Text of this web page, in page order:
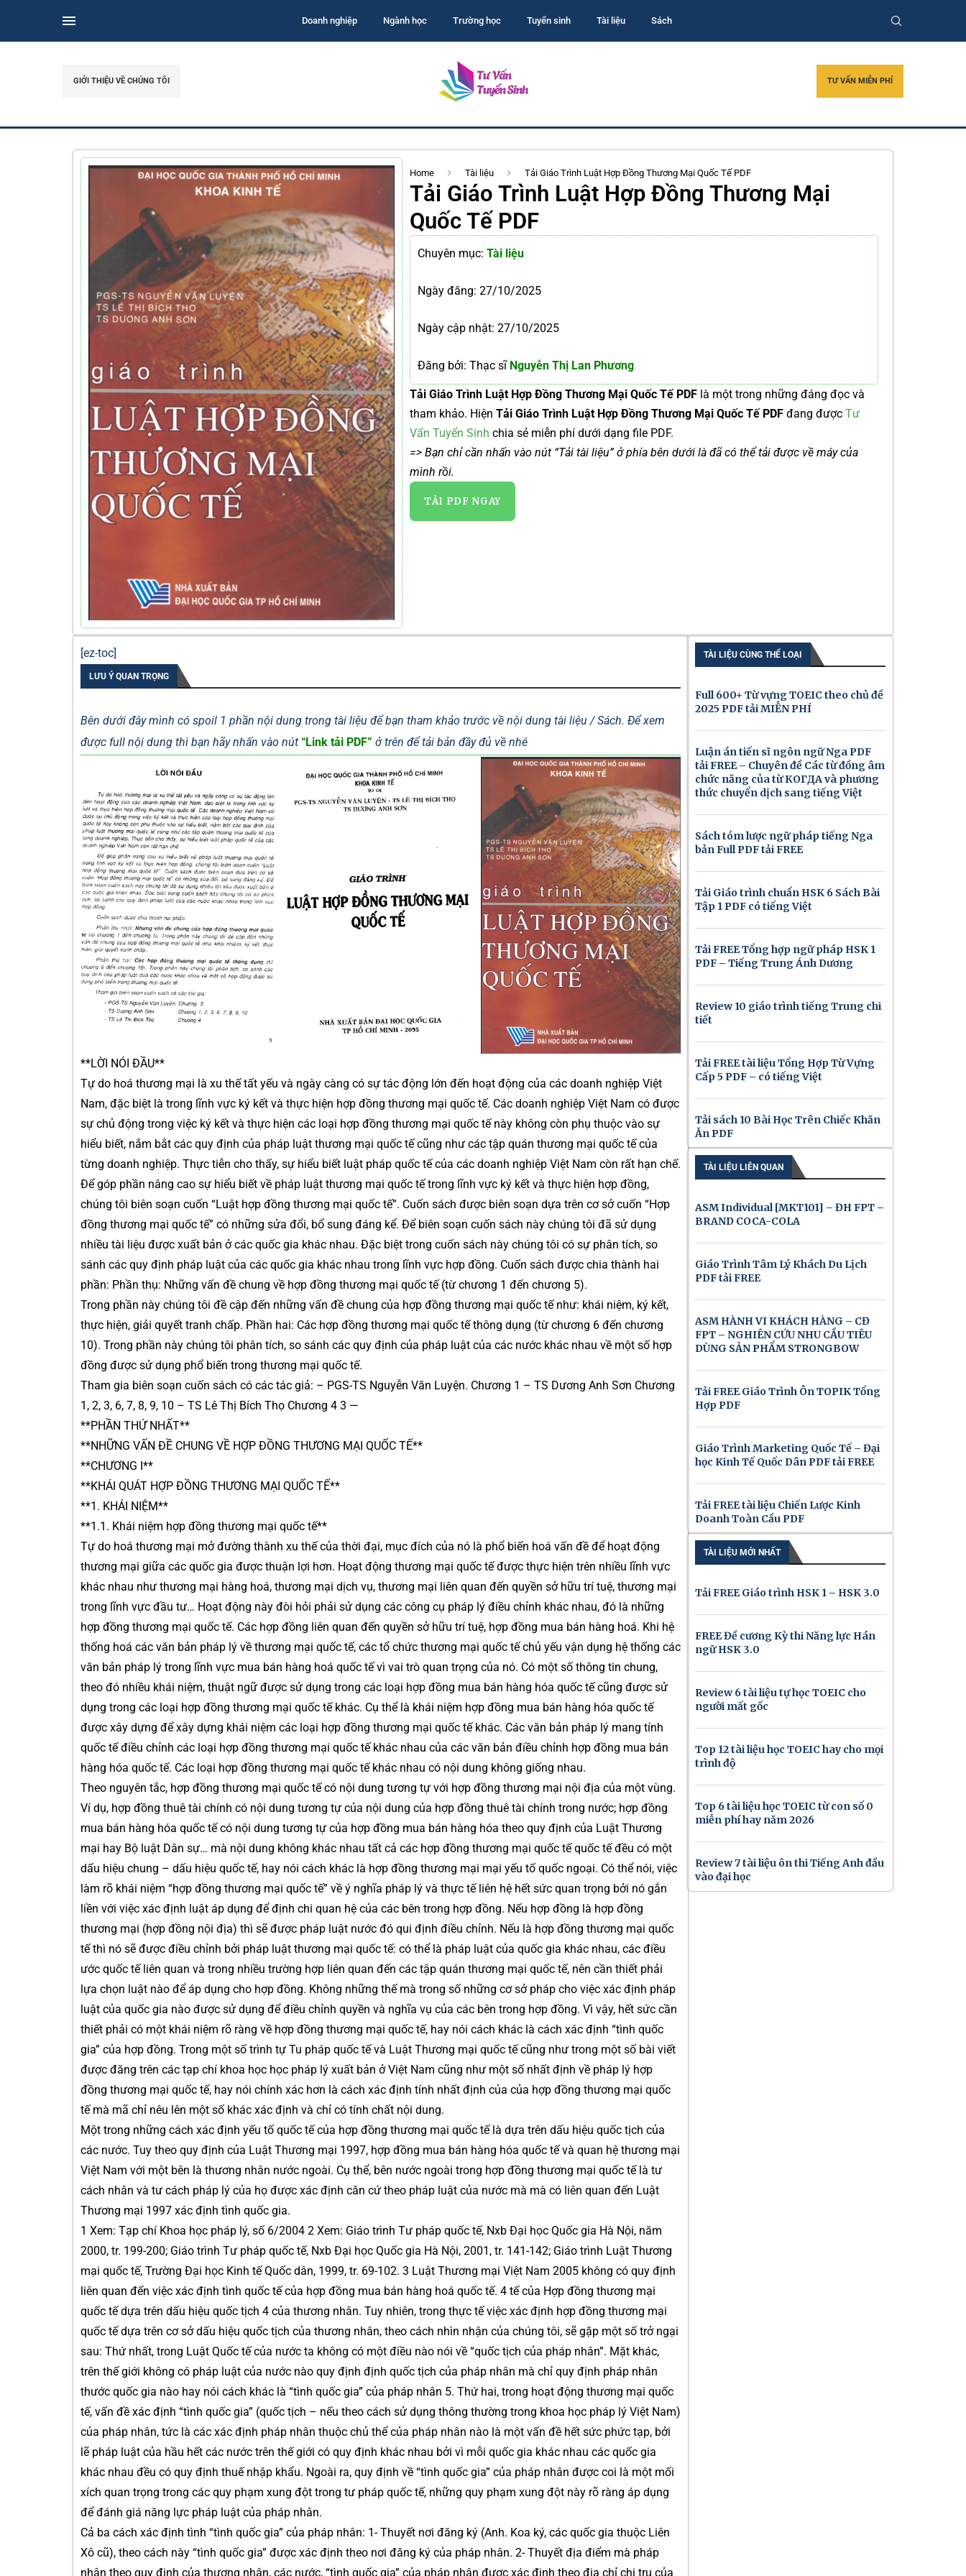
Doanh nghiệp Ngành học Trường học Tuyển sinh Tài liệu Sách
GIỚI THIỆU VỀ CHÚNG TÔI TƯ VẤN MIỄN PHÍ
Home Tài liệu Tải Giáo Trình Luật Hợp Đồng Thương Mại Quốc Tế PDF
Tải Giáo Trình Luật Hợp Đồng Thương Mại
Quốc Tế PDF
Chuyên mục: Tài liệu
Ngày đăng: 27/10/2025
Ngày cập nhật: 27/10/2025
Đăng bởi: Thạc sĩNguyễn Thị Lan Phương
Tải Giáo Trình Luật Hợp Đồng Thương Mại Quốc Tế PDF là một trong những đáng đọc và
tham khảo. Hiện Tải Giáo Trình Luật Hợp Đồng Thương Mại Quốc Tế PDF đang được Tư
Vấn Tuyển Sinh chia sẻ miễn phí dưới dạng file PDF.
=> Bạn chỉ cần nhấn vào nút “Tải tài liệu” ở phía bên dưới là đã có thể tải được về máy của
mình rồi.
TẢI PDF NGAY
[ez-toc]
LƯU Ý QUAN TRỌNG
Bên dưới đây mình có spoil 1 phần nội dung trong tài liệu để bạn tham khảo trước về nội dung tài liệu / Sách. Để xem
được full nội dung thì bạn hãy nhấn vào nút “Link tải PDF” ở trên để tải bản đầy đủ về nhé
**LỜI NÓI ĐẦU**
Tự do hoá thương mại là xu thế tất yếu và ngày càng có sự tác động lớn đến hoạt động của các doanh nghiệp Việt
Nam, đặc biệt là trong lĩnh vực ký kết và thực hiện hợp đồng thương mại quốc tế. Các doanh nghiệp Việt Nam có được
sự chủ động trong việc ký kết và thực hiện các loại hợp đồng thương mại quốc tế này không còn phụ thuộc vào sự
hiểu biết, nắm bắt các quy định của pháp luật thương mại quốc tế cũng như các tập quán thương mại quốc tế của
từng doanh nghiệp. Thực tiễn cho thấy, sự hiểu biết luật pháp quốc tế của các doanh nghiệp Việt Nam còn rất hạn chế.
Để góp phần nâng cao sự hiểu biết về pháp luật thương mại quốc tế trong lĩnh vực ký kết và thực hiện hợp đồng,
chúng tôi biên soạn cuốn “Luật hợp đồng thương mại quốc tế”. Cuốn sách được biên soạn dựa trên cơ sở cuốn “Hợp
đồng thương mại quốc tế” có những sửa đổi, bổ sung đáng kể. Để biên soạn cuốn sách này chúng tôi đã sử dụng
nhiều tài liệu được xuất bản ở các quốc gia khác nhau. Đặc biệt trong cuốn sách này chúng tôi có sự phân tích, so
sánh các quy định pháp luật của các quốc gia khác nhau trong lĩnh vực hợp đồng. Cuốn sách được chia thành hai
phần: Phần thụ: Những vấn đề chung về hợp đồng thương mại quốc tế (từ chương 1 đến chương 5).
Trong phần này chúng tôi đề cập đến những vấn đề chung của hợp đồng thương mại quốc tế như: khái niệm, ký kết,
thực hiện, giải quyết tranh chấp. Phần hai: Các hợp đồng thương mại quốc tế thông dụng (từ chương 6 đến chương
10). Trong phần này chúng tôi phân tích, so sánh các quy định của pháp luật của các nước khác nhau về một số hợp
đồng được sử dụng phổ biến trong thương mại quốc tế.
Tham gia biên soạn cuốn sách có các tác giả: – PGS-TS Nguyễn Văn Luyện. Chương 1 – TS Dương Anh Sơn Chương
1, 2, 3, 6, 7, 8, 9, 10 – TS Lê Thị Bích Thọ Chương 4 3 —
**PHẦN THỨ NHẤT**
**NHỮNG VẤN ĐỀ CHUNG VỀ HỢP ĐỒNG THƯƠNG MẠI QUỐC TẾ**
**CHƯƠNG I**
**KHÁI QUÁT HỢP ĐỒNG THƯƠNG MẠI QUỐC TẾ**
**1. KHÁI NIỆM**
**1.1. Khái niệm hợp đồng thương mại quốc tế**
Tự do hoá thương mại mở đường thành xu thế của thời đại, mục đích của nó là phổ biến hoá vấn đề để hoạt động
thương mại giữa các quốc gia được thuận lợi hơn. Hoạt động thương mại quốc tế được thực hiện trên nhiều lĩnh vực
khác nhau như thương mại hàng hoá, thương mại dịch vụ, thương mại liên quan đến quyền sở hữu trí tuệ, thương mại
trong lĩnh vực đầu tư… Hoạt động này đòi hỏi phải sử dụng các công cụ pháp lý điều chỉnh khác nhau, đó là những
hợp đồng thương mại quốc tế. Các hợp đồng liên quan đến quyền sở hữu trí tuệ, hợp đồng mua bán hàng hoá. Khi hệ
thống hoá các văn bản pháp lý về thương mại quốc tế, các tổ chức thương mại quốc tế chủ yếu vận dụng hệ thống các
văn bản pháp lý trong lĩnh vực mua bán hàng hoá quốc tế vì vai trò quan trọng của nó. Có một số thông tin chung,
theo đó nhiều khái niệm, thuật ngữ được sử dụng trong các loại hợp đồng mua bán hàng hóa quốc tế cũng được sử
dụng trong các loại hợp đồng thương mại quốc tế khác. Cụ thể là khái niệm hợp đồng mua bán hàng hóa quốc tế
được xây dựng để xây dựng khái niệm các loại hợp đồng thương mại quốc tế khác. Các văn bản pháp lý mang tính
quốc tế điều chỉnh các loại hợp đồng thương mại quốc tế khác nhau của các văn bản điều chỉnh hợp đồng mua bán
hàng hóa quốc tế. Các loại hợp đồng thương mại quốc tế khác nhau có nội dung không giống nhau.
Theo nguyên tắc, hợp đồng thương mại quốc tế có nội dung tương tự với hợp đồng thương mại nội địa của một vùng.
Ví dụ, hợp đồng thuê tài chính có nội dung tương tự của nội dung của hợp đồng thuê tài chính trong nước; hợp đồng
mua bán hàng hóa quốc tế có nội dung tương tự của hợp đồng mua bán hàng hóa theo quy định của Luật Thương
mại hay Bộ luật Dân sự… mà nội dung không khác nhau tất cả các hợp đồng thương mại quốc tế quốc tế đều có một
dấu hiệu chung – dấu hiệu quốc tế, hay nói cách khác là hợp đồng thương mại mại yếu tố quốc ngoại. Có thể nói, việc
làm rõ khái niệm “hợp đồng thương mại quốc tế” về ý nghĩa pháp lý và thực tế liên hệ hết sức quan trọng bởi nó gắn
liền với việc xác định luật áp dụng để định chi quan hệ của các bên trong hợp đồng. Nếu hợp đồng là hợp đồng
thương mại (hợp đồng nội địa) thì sẽ được pháp luật nước đó qui định điều chỉnh. Nếu là hợp đồng thương mại quốc
tế thì nó sẽ được điều chỉnh bởi pháp luật thương mại quốc tế: có thể là pháp luật của quốc gia khác nhau, các điều
ước quốc tế liên quan và trong nhiều trường hợp liên quan đến các tập quán thương mại quốc tế, nên cần thiết phải
lựa chọn luật nào để áp dụng cho hợp đồng. Không những thế mà trong số những cơ sở pháp cho việc xác định pháp
luật của quốc gia nào được sử dụng để điều chỉnh quyền và nghĩa vụ của các bên trong hợp đồng. Vì vậy, hết sức cần
thiết phải có một khái niệm rõ ràng về hợp đồng thương mại quốc tế, hay nói cách khác là cách xác định “tình quốc
gia” của hợp đồng. Trong một số trình tự Tu pháp quốc tế và Luật Thương mại quốc tế cũng như trong một số bài viết
được đăng trên các tạp chí khoa học học pháp lý xuất bản ở Việt Nam cũng như một số nhất định về pháp lý hợp
đồng thương mại quốc tế, hay nói chính xác hơn là cách xác định tính nhất định của của hợp đồng thương mại quốc
tế mà mã chỉ nêu lên một số khác xác định và chỉ có tính chất nội dung.
Một trong những cách xác định yếu tố quốc tế của hợp đồng thương mại quốc tế là dựa trên dấu hiệu quốc tịch của
các nước. Tuy theo quy định của Luật Thương mại 1997, hợp đồng mua bán hàng hóa quốc tế và quan hệ thương mại
Việt Nam với một bên là thương nhân nước ngoài. Cụ thể, bên nước ngoài trong hợp đồng thương mại quốc tế là tư
cách nhân và tư cách pháp lý của họ được xác định căn cứ theo pháp luật của nước mà mà có liên quan đến Luật
Thương mại 1997 xác định tình quốc gia.
1 Xem: Tạp chí Khoa học pháp lý, số 6/2004 2 Xem: Giáo trình Tư pháp quốc tế, Nxb Đại học Quốc gia Hà Nội, năm
2000, tr. 199-200; Giáo trình Tư pháp quốc tế, Nxb Đại học Quốc gia Hà Nội, 2001, tr. 141-142; Giáo trình Luật Thương
mại quốc tế, Trường Đại học Kinh tế Quốc dân, 1999, tr. 69-102. 3 Luật Thương mại Việt Nam 2005 không có quy định
liên quan đến việc xác định tình quốc tế của hợp đồng mua bán hàng hoá quốc tế. 4 tế của Hợp đồng thương mại
quốc tế dựa trên dấu hiệu quốc tịch 4 của thương nhân. Tuy nhiên, trong thực tế việc xác định hợp đồng thương mại
quốc tế dựa trên cơ sở dấu hiệu quốc tịch của thương nhân, theo cách nhìn nhận của chúng tôi, sẽ gặp một số trở ngại
sau: Thứ nhất, trong Luật Quốc tế của nước ta không có một điều nào nói về “quốc tịch của pháp nhân”. Mặt khác,
trên thế giới không có pháp luật của nước nào quy định định quốc tịch của pháp nhân mà chỉ quy định pháp nhân
thước quốc gia nào hay nói cách khác là “tình quốc gia” của pháp nhân 5. Thứ hai, trong hoạt động thương mại quốc
tế, vấn đề xác định “tình quốc gia” (quốc tịch – nếu theo cách sử dụng thông thường trong khoa học pháp lý Việt Nam)
của pháp nhân, tức là các xác định pháp nhân thuộc chủ thể của pháp nhân nào là một vấn đề hết sức phức tạp, bởi
lẽ pháp luật của hầu hết các nước trên thế giới có quy định khác nhau bởi vì mỗi quốc gia khác nhau các quốc gia
khác nhau đều có quy định thuế nhập khẩu. Ngoài ra, quy định về “tình quốc gia” của pháp nhân được coi là một mối
xích quan trọng trong các quy phạm xung đột trong tư pháp quốc tế, những quy phạm xung đột này rõ ràng áp dụng
để đánh giá năng lực pháp luật của pháp nhân.
Cả ba cách xác định tình “tình quốc gia” của pháp nhân: 1- Thuyết nơi đăng ký (Anh. Koa ký, các quốc gia thuộc Liên
Xô cũ), theo cách này “tình quốc gia” được xác định theo nơi đăng ký của pháp nhân. 2- Thuyết địa điểm mà pháp
nhân theo quy định của thương nhân, các nước, “tình quốc gia” của pháp nhân được xác định theo địa chỉ chi trụ của
TÀI LIỆU CÙNG THỂ LOẠI
Full 600+ Từ vựng TOEIC theo chủ đề
2025 PDF tải MIỄN PHÍ
Luận án tiến sĩ ngôn ngữ Nga PDF
tải FREE – Chuyên đề Các từ đồng âm
chức năng của từ КОГДА và phương
thức chuyển dịch sang tiếng Việt
Sách tóm lược ngữ pháp tiếng Nga
bản Full PDF tải FREE
Tải Giáo trình chuẩn HSK 6 Sách Bài
Tập 1 PDF có tiếng Việt
Tải FREE Tổng hợp ngữ pháp HSK 1
PDF – Tiếng Trung Ánh Dương
Review 10 giáo trình tiếng Trung chi
tiết
Tải FREE tài liệu Tổng Hợp Từ Vựng
Cấp 5 PDF – có tiếng Việt
Tải sách 10 Bài Học Trên Chiếc Khăn
Ăn PDF
TÀI LIỆU LIÊN QUAN
ASM Individual [MKT101] – ĐH FPT –
BRAND COCA-COLA
Giáo Trình Tâm Lý Khách Du Lịch
PDF tải FREE
ASM HÀNH VI KHÁCH HÀNG – CĐ
FPT – NGHIÊN CỨU NHU CẦU TIÊU
DÙNG SẢN PHẨM STRONGBOW
Tải FREE Giáo Trình Ôn TOPIK Tổng
Hợp PDF
Giáo Trình Marketing Quốc Tế – Đại
học Kinh Tế Quốc Dân PDF tải FREE
Tải FREE tài liệu Chiến Lược Kinh
Doanh Toàn Cầu PDF
TÀI LIỆU MỚI NHẤT
Tải FREE Giáo trình HSK 1 – HSK 3.0
FREE Đề cương Kỳ thi Năng lực Hán
ngữ HSK 3.0
Review 6 tài liệu tự học TOEIC cho
người mất gốc
Top 12 tài liệu học TOEIC hay cho mọi
trình độ
Top 6 tài liệu học TOEIC từ con số 0
miễn phí hay năm 2026
Review 7 tài liệu ôn thi Tiếng Anh đầu
vào đại học